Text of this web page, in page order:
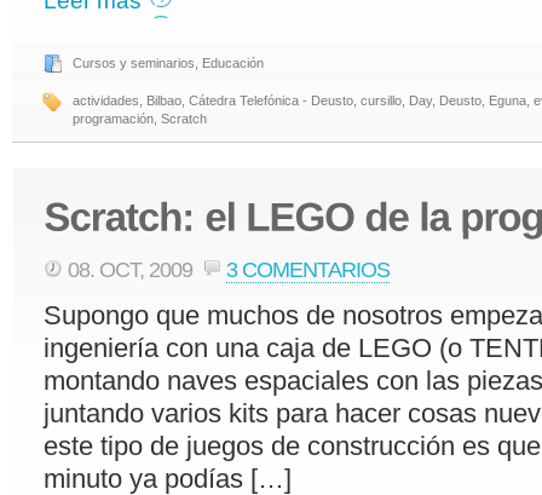
Cursos y seminarios Educación
actividades Bilbao Cátedra Telefónica - Deusto cursillo Day, Deusto Eguna
programación Scratch
08. OCT, 2009 3 COMENTARIOS
Supongo que muchos de nosotros
ingeniería con una caja de LEGO (o
montando naves espaciales con las
juntando varios kits para hacer cosas
este tipo de juegos de construcción es
minuto ya podías […]